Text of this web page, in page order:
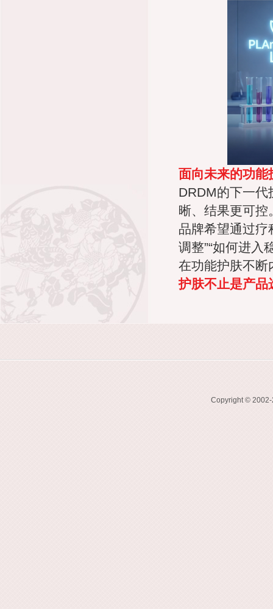
面向未来的功能
DRDM的下一
晰、结果更可控
品牌希望通过疗
调整”“如何进入
在功能护肤不
护肤不止是产品
Copyright ©